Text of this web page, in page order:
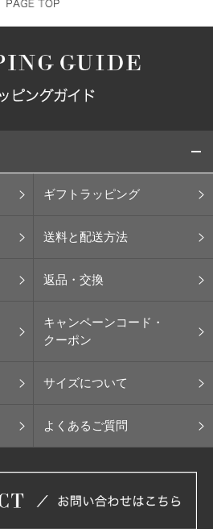
ギフトラッピング
送料と配送方法
返品・交換
キャンペーンコード・
クーポン
サイズについて
よくあるご質問